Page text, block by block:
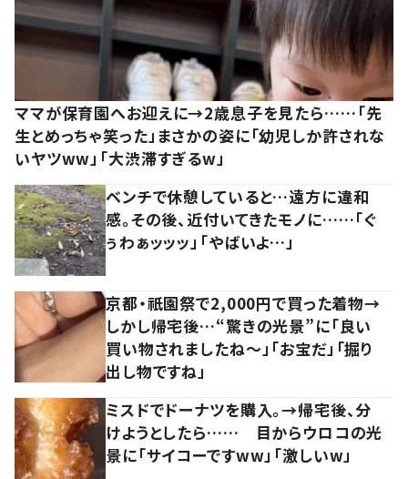
ママが保育園へお迎えに→2歳息子を見たら……「先
生とめっちゃ笑った」まさかの姿に「幼児しか許されな
いヤツww」「大渋滞すぎるw」
ベンチで休憩していると…遠方に違和
感。その後、近付いてきたモノに……「ぐ
ぅわぁッッッ」「やばいよ…」
京都・祇園祭で2,000円で買った着物→
しかし帰宅後…“驚きの光景”に「良い
買い物されましたね～」「お宝だ」「掘り
出し物ですね」
ミスドでドーナツを購入。→帰宅後、分
けようとしたら…… 目からウロコの光
景に「サイコーですww」「激しいw」